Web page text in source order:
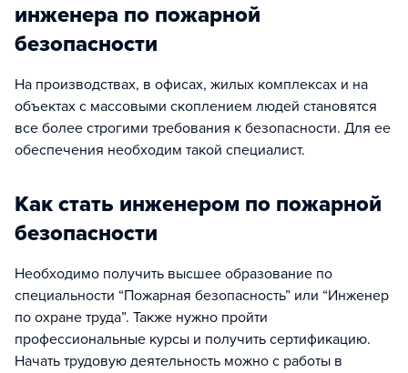
инженера по пожарной
безопасности
На производствах, в офисах, жилых комплексах и на
объектах с массовыми скоплением людей становятся
все более строгими требования к безопасности. Для ее
обеспечения необходим такой специалист.
Как стать инженером по пожарной
безопасности
Необходимо получить высшее образование по
специальности “Пожарная безопасность” или “Инженер
по охране труда”. Также нужно пройти
профессиональные курсы и получить сертификацию.
Начать трудовую деятельность можно с работы в